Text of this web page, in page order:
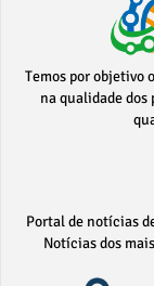
Temos por objetivo
na qualidade
Portal de notícias
Notícias dos